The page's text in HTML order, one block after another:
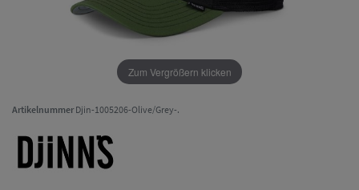
Zum Vergrößern klicken
ArtikelnummerDjin-1005206-Olive/Grey-.